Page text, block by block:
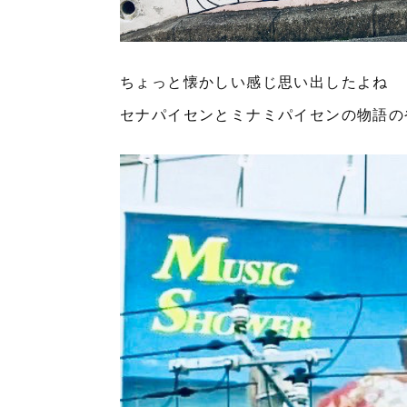
ちょっと懐かしい感じ思い出したよね
セナパイセンとミナミパイセンの物語